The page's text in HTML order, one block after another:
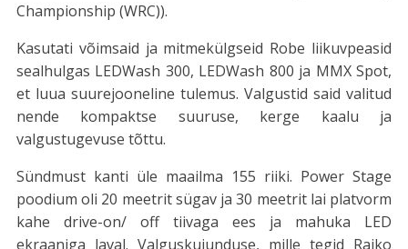
Championship (WRC)).
Kasutati võimsaid ja mitmekülgseid Robe liikuvpeasid
sealhulgas LEDWash 300, LEDWash 800 ja MMX Spot,
et luua suurejooneline tulemus. Valgustid said valitud
nende kompaktse suuruse, kerge kaalu ja
valgustugevuse tõttu.
Sündmust kanti üle maailma 155 riiki. Power Stage
poodium oli 20 meetrit sügav ja 30 meetrit lai platvorm
kahe drive-on/ off tiivaga ees ja mahuka LED
ekraaniga laval. Valguskujunduse, mille tegid Raiko